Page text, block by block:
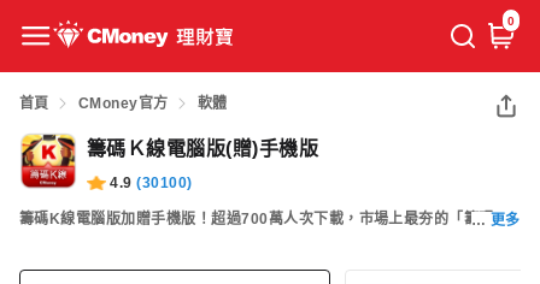
0
首頁 CMoney官方 軟體
籌碼Ｋ線電腦版(贈)手機版
4.9 (30100)
更多
籌碼K線電腦版加贈手機版！超過700萬人次下載，市場上最夯的「籌碼K
籌碼、三大法人布局。簡單、好用，包含多種籌碼選股功能、分析贏家大